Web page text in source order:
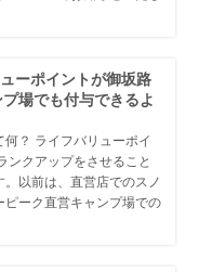
ーポイントが御坂路
場でも付与できるよ
？ ライフバリューポイ
ンクアップをさせること
以前は、直営店でのスノ
ピーク直営キャンプ場での